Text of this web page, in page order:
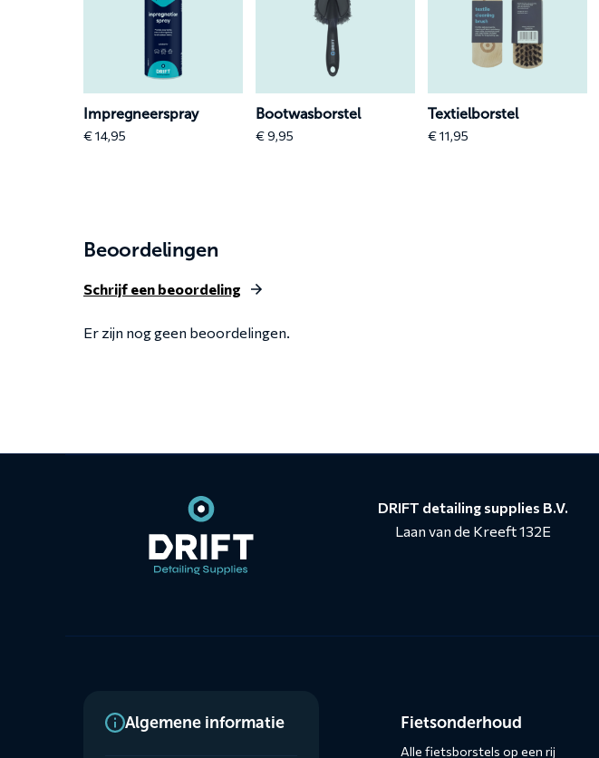
Impregneerspray
Impregneerspray
€14,95
Bootwasborstel
Bootwasborstel
€9,95
Textielborstel
Textielborstel
€11,95
Beoordelingen
Schrijf een beoordeling
Er zijn nog geen beoordelingen.
DRIFT detailing supplies B.V.
Laan van de Kreeft 132E
Algemene informatie Fietsonderhoud
Alle fietsborstels op een rij